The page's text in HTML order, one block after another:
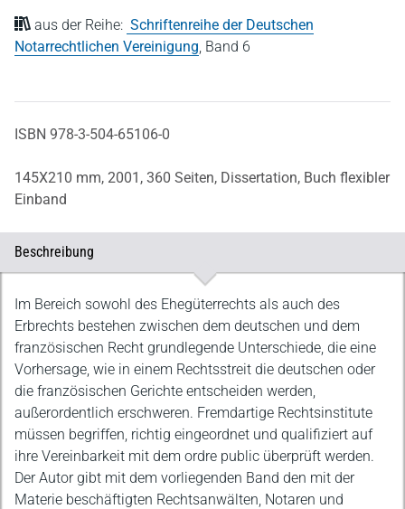
aus der Reihe: Schriftenreihe der Deutschen
Notarrechtlichen Vereinigung, Band 6
ISBN 978-3-504-65106-0
145X210 mm, 2001, 360 Seiten, Dissertation, Buch flexibler
Einband
Beschreibung
Beschreibung
Im Bereich sowohl des Ehegüterrechts als auch des
Erbrechts bestehen zwischen dem deutschen und dem
französischen Recht grundlegende Unterschiede, die eine
Vorhersage, wie in einem Rechtsstreit die deutschen oder
die französischen Gerichte entscheiden werden,
außerordentlich erschweren. Fremdartige Rechtsinstitute
müssen begriffen, richtig eingeordnet und qualifiziert auf
ihre Vereinbarkeit mit dem ordre public überprüft werden.
Der Autor gibt mit dem vorliegenden Band den mit der
Materie beschäftigten Rechtsanwälten, Notaren und